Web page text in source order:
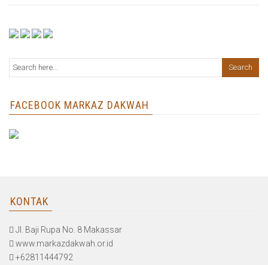
FACEBOOK MARKAZ DAKWAH
KONTAK
Jl. Baji Rupa No. 8 Makassar
www.markazdakwah.or.id
+62811444792